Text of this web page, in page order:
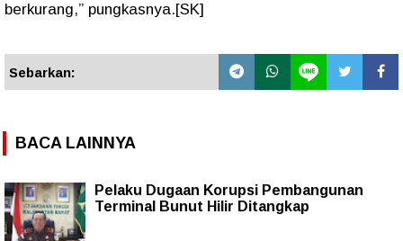
berkurang,” pungkasnya.[SK]
Sebarkan:
BACA LAINNYA
Pelaku Dugaan Korupsi Pembangunan
Terminal Bunut Hilir Ditangkap